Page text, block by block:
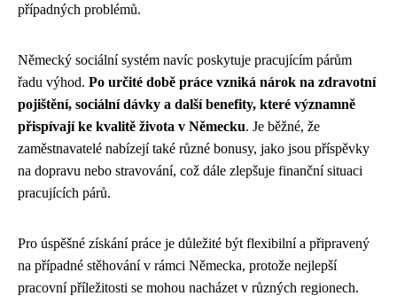
případných problémů.
Německý sociální systém navíc poskytuje pracujícím párům
řadu výhod. Po určité době práce vzniká nárok na zdravotní
pojištění, sociální dávky a další benefity, které významně
přispívají ke kvalitě života v Německu. Je běžné, že
zaměstnavatelé nabízejí také různé bonusy, jako jsou příspěvky
na dopravu nebo stravování, což dále zlepšuje finanční situaci
pracujících párů.
Pro úspěšné získání práce je důležité být flexibilní a připravený
na případné stěhování v rámci Německa, protože nejlepší
pracovní příležitosti se mohou nacházet v různých regionech.